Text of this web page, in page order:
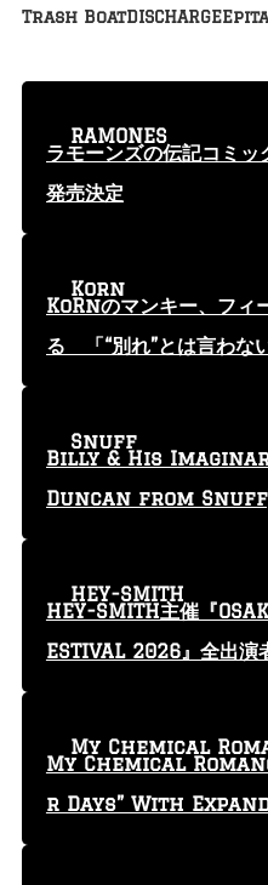
Trash BoatDISCHARGE
ラモーンズの伝記コミ
発売決定
RAMONES
KoRnのマンキー、フィ
る 「“別れ”とは言わな
Korn
Billy & His
Duncan from
Snuff
HEY-SMITH主催『
ESTIVAL 2026』全出演
HEY-SMITH
My Chemical
r Days” With
My Chemical